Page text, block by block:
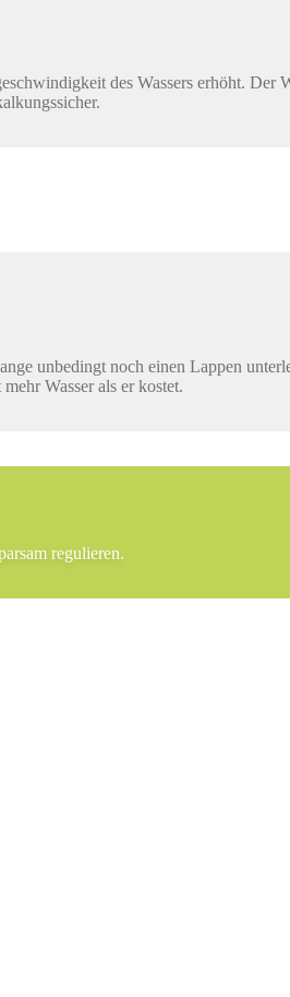
des Wassers erhöht.
unbedingt noch einen Lappen
Wasser als er kostet.
regulieren.